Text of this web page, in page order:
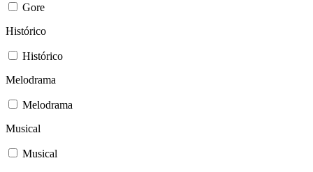
Gore
Histórico
Histórico
Melodrama
Melodrama
Musical
Musical